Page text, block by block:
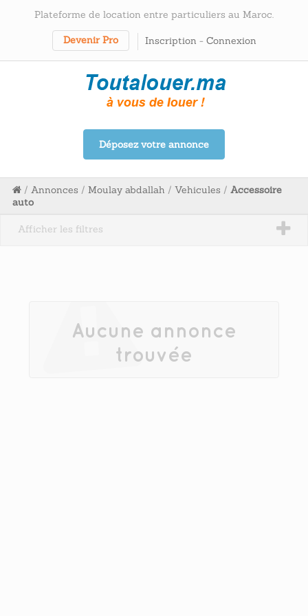
Plateforme de location entre particuliers au Maroc.
Devenir Pro Inscription - Connexion
Déposez votre annonce
/ Annonces / Moulay abdallah / Vehicules / Accessoire
auto
Afficher les filtres
Aucune annonce
trouvée